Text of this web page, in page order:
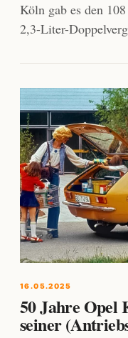
Köln gab es den
2,3-Liter-
16.05.2025
50 Jahre Opel
seiner